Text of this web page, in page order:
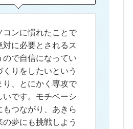
コンに慣れたことで
対に必要とされるス
ので自信になってい
くりをしたいという
り、とにかく専攻で
いです。モチベーシ
もつながり、あきら
夢にも挑戦しよう